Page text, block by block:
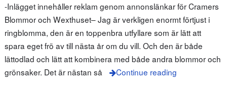
-Inlägget innehåller reklam genom annonslänkar för Cramers
Blommor och Wexthuset– Jag är verkligen enormt förtjust i
ringblomma, den är en toppenbra utfyllare som är lätt att
spara eget frö av till nästa år om du vill. Och den är både
lättodlad och lätt att kombinera med både andra blommor och
grönsaker. Det är nästan så
Continue reading